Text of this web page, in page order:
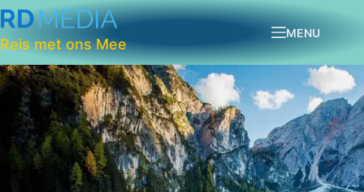
Reis met ons Mee
MENU